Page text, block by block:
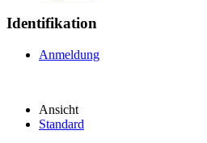
Identifikation
Anmeldung
Ansicht
Standard